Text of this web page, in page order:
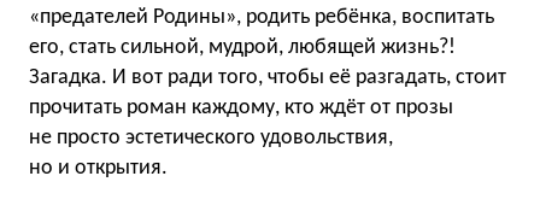
«предателей Родины», родить ребёнка, воспитать
его, стать сильной, мудрой, любящей жизнь?!
Загадка. И вот ради того, чтобы её разгадать, стоит
прочитать роман каждому, кто ждёт от прозы
не просто эстетического удовольствия,
но и открытия.